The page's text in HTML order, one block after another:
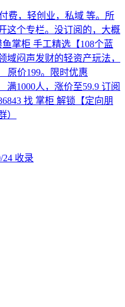
费，轻创业，私域 等。所
这个专栏。没订阅的，大概
掌柜 手工精选【108个蓝
域闷声发财的轻资产玩法，
原价199。限时优惠
满1000人，涨价至59.9 订阅
找 掌柜 解锁【定向朋
）
24 收录